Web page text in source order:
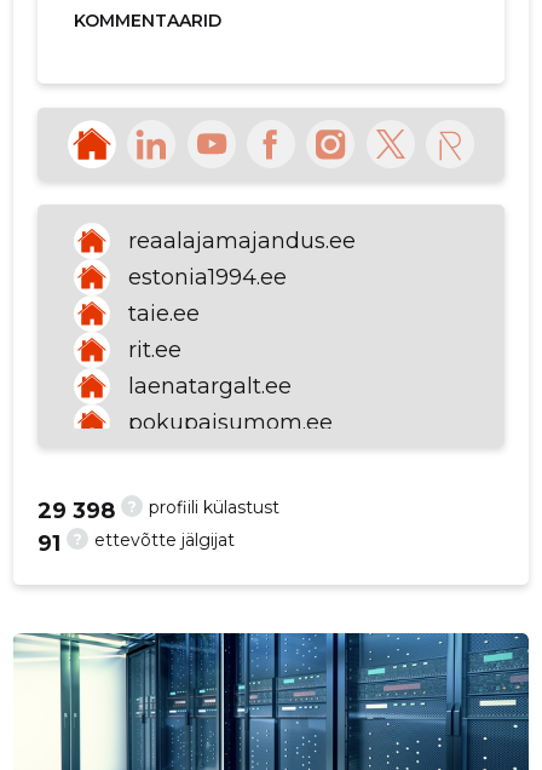
KOMMENTAARID
reaalajamajandus.ee
estonia1994.ee
taie.ee
rit.ee
laenatargalt.ee
pokupaisumom.ee
annetaku00f5net.ee
energiatalgud.ee
annetakonet.ee
sadamaregister.ee
netikaart.ee
egt.ee
? profiili külastust
29 398
? ettevõtte jälgijat
91